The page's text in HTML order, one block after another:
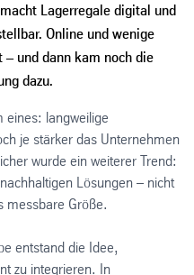
Lagerregale digital und
Online und wenige
und dann kam noch die
dazu.
eines: langweilige
je stärker das Unternehmen
wurde ein weiterer Trend:
Lösungen – nicht
messbare Größe.
entstand die Idee,
zu integrieren. In